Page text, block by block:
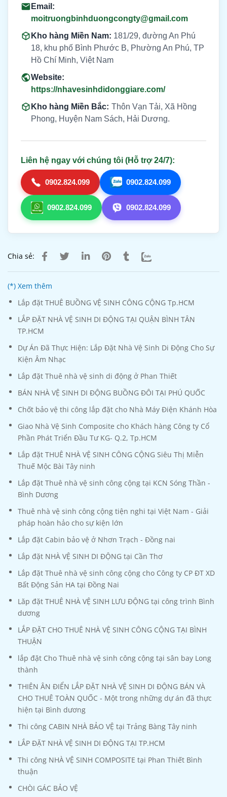
Email:
moitruongbinhduongcongty@gmail.com
Kho hàng Miền Nam: 181/29, đường An Phú
18, khu phố Bình Phước B, Phường An Phú, TP
Hồ Chí Minh, Việt Nam
Website:
https://nhavesinhdidonggiare.com/
Kho hàng Miền Bắc: Thôn Vạn Tải, Xã Hồng
Phong, Huyện Nam Sách, Hải Dương.
Liên hệ ngay với chúng tôi (Hỗ trợ 24/7):
0902.824.099 0902.824.099
0902.824.099 0902.824.099
Chia sẻ:
(*) Xem thêm
Lắp đặt THUÊ BUỒNG VỆ SINH CÔNG CỘNG Tp.HCM
LẮP ĐẶT NHÀ VỆ SINH DI ĐỘNG TẠI QUẬN BÌNH TÂN
TP.HCM
Dự Án Đã Thực Hiện: Lắp Đặt Nhà Vệ Sinh Di Động Cho Sự
Kiện Âm Nhạc
Lắp đặt Thuê nhà vệ sinh di động ở Phan Thiết
BÁN NHÀ VỆ SINH DI ĐỘNG BUỒNG ĐÔI TẠI PHÚ QUỐC
Chốt bảo vệ thi công lắp đặt cho Nhà Máy Điện Khánh Hòa
Giao Nhà Vệ Sinh Composite cho Khách hàng Công ty Cổ
Phần Phát Triển Đầu Tư KG- Q.2, Tp.HCM
Lắp đặt THUÊ NHÀ VỆ SINH CÔNG CỘNG Siêu Thị Miễn
Thuế Mộc Bài Tây ninh
Lắp đặt Thuê nhà vệ sinh công cộng tại KCN Sóng Thần -
Bình Dương
Thuê nhà vệ sinh công cộng tiện nghi tại Việt Nam - Giải
pháp hoàn hảo cho sự kiện lớn
Lắp đặt Cabin bảo vệ ở Nhơn Trạch - Đồng nai
Lắp đặt NHÀ VỆ SINH DI ĐỘNG tại Cần Thơ
Lắp đặt Thuê nhà vệ sinh công cộng cho Công ty CP ĐT XD
Bất Động Sản HA tại Đồng Nai
Lăp đặt THUÊ NHÀ VỆ SINH LƯU ĐỘNG tại công trình Bình
dương
LẮP ĐẶT CHO THUÊ NHÀ VỆ SINH CÔNG CỘNG TẠI BÌNH
THUẬN
lắp đặt Cho Thuê nhà vệ sinh công cộng tại sân bay Long
thành
THIÊN ÂN ĐIỂN LẮP ĐẶT NHÀ VỆ SINH DI ĐỘNG BÁN VÀ
CHO THUÊ TOÀN QUỐC - Một trong những dự án đã thực
hiện tại Bình dương
Thi công CABIN NHÀ BẢO VỆ tại Trảng Bàng Tây ninh
LẮP ĐẶT NHÀ VỆ SINH DI ĐỘNG TẠI TP.HCM
Thi công NHÀ VỆ SINH COMPOSITE tại Phan Thiết Bình
thuận
CHÒI GÁC BẢO VỆ